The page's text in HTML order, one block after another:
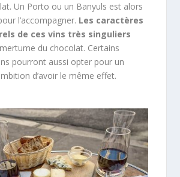
Un Porto ou un Banyuls est alors
l’accompagner. Les caractères
de ces vins très singuliers
du chocolat. Certains
pourront aussi opter pour un
d’avoir le même effet.